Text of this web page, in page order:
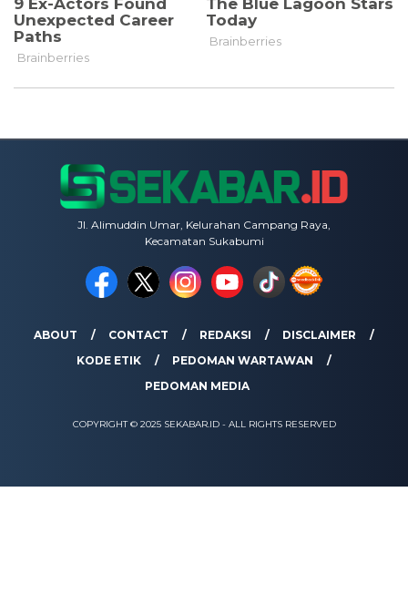
Jl. Alimuddin Umar, Kelurahan Campang Raya,
Kecamatan Sukabumi
ABOUT CONTACT REDAKSI
DISCLAIMER
KODE ETIK
PEDOMAN WARTAWAN
PEDOMAN MEDIA
COPYRIGHT © 2025 SEKABAR.ID - ALL RIGHTS RESERVED